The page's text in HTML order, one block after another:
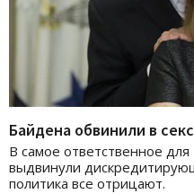
Байдена обвинили в
В самое ответственное
выдвинули
политика все отрицают.